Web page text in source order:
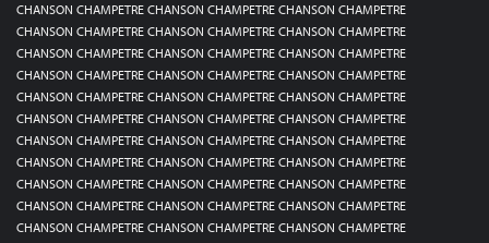
CHANSON CHAMPETRE CHANSON CHAMPETRE CHANSON CHAMPETRE
CHANSON CHAMPETRE CHANSON CHAMPETRE CHANSON CHAMPETRE
CHANSON CHAMPETRE CHANSON CHAMPETRE CHANSON CHAMPETRE
CHANSON CHAMPETRE CHANSON CHAMPETRE CHANSON CHAMPETRE
CHANSON CHAMPETRE CHANSON CHAMPETRE CHANSON CHAMPETRE
CHANSON CHAMPETRE CHANSON CHAMPETRE CHANSON CHAMPETRE
CHANSON CHAMPETRE CHANSON CHAMPETRE CHANSON CHAMPETRE
CHANSON CHAMPETRE CHANSON CHAMPETRE CHANSON CHAMPETRE
CHANSON CHAMPETRE CHANSON CHAMPETRE CHANSON CHAMPETRE
CHANSON CHAMPETRE CHANSON CHAMPETRE CHANSON CHAMPETRE
CHANSON CHAMPETRE CHANSON CHAMPETRE CHANSON CHAMPETRE